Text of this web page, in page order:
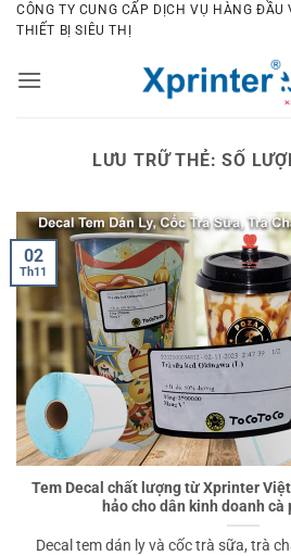
Bỏ
qua
dung
CÔNG TY CUNG CẤP DỊCH VỤ HÀNG ĐẦU
THIẾT BỊ SIÊU THỊ
LƯU TRỮ THẺ:SỐ
Tem Decal chất lượng từ Xprinter
hảo cho dân kinh doanh cà
Decal tem dán ly và cốc trà sữa, trà
02
Th11